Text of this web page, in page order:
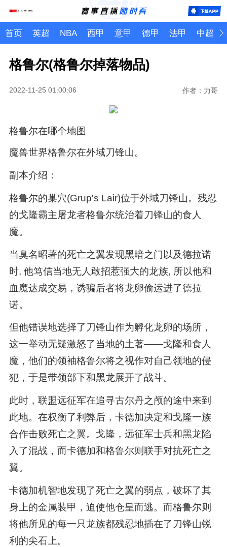
首页 英超 NBA 西甲 意甲 德甲 法甲 中超
格鲁尔(格鲁尔掉落物品)
2022-11-25 01:00:06 作者：力哥
格鲁尔在哪个地图
魔兽世界格鲁尔在外域刀锋山。
副本介绍：
格鲁尔的巢穴(Grup's Lair)位于外域刀锋山。残忍
的戈隆霸主屠龙者格鲁尔统治着刀锋山的食人
魔。
当臭名昭著的死亡之翼发现黑暗之门以及德拉诺
时, 他笃信当地无人敢招惹强大的龙族, 所以他和
血魔达成交易，诱骗后者将龙卵偷运进了德拉
诺。
但他错误地选择了刀锋山作为孵化龙卵的场所，
这一举动无疑激怒了当地的土著——戈隆和食人
魔，他们的领袖格鲁尔将之视作对自己领地的侵
犯，于是带领部下和黑龙展开了战斗。
此时，联盟远征军在追寻古尔丹之颅的途中来到
此地。在权衡了利弊后，卡德加决定和戈隆一族
合作击败死亡之翼。戈隆，远征军士兵和黑龙陷
入了混战，而卡德加和格鲁尔则联手对抗死亡之
翼。
卡德加机智地发现了死亡之翼的弱点，破坏了其
身上的金属装甲，迫使他仓皇而逃。而格鲁尔则
将他所见的每一只龙族都残忍地插在了刀锋山锐
利的尖石上。